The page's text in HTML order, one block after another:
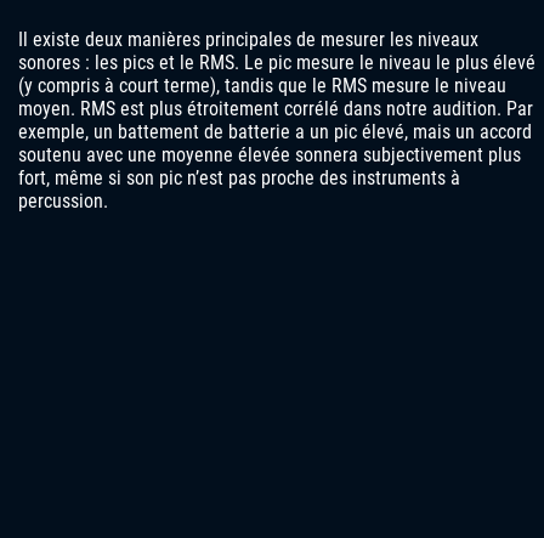
Il existe deux manières principales de mesurer les niveaux
sonores : les pics et le RMS. Le pic mesure le niveau le plus élevé
(y compris à court terme), tandis que le RMS mesure le niveau
moyen. RMS est plus étroitement corrélé dans notre audition. Par
exemple, un battement de batterie a un pic élevé, mais un accord
soutenu avec une moyenne élevée sonnera subjectivement plus
fort, même si son pic n’est pas proche des instruments à
percussion.